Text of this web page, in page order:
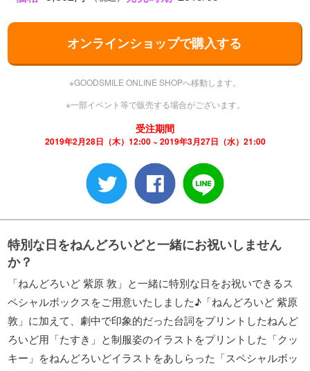
オンラインショップで購入する
※GOODSMILE ONLINE SHOPへ移動します。
※一部イベント等で販売する場合がございます。
受注期間
2019年2月28日（木）12:00 ~ 2019年3月27日（水）21:00
特別な日をねんどろいどと一緒にお祝いしません
か？
「ねんどろいど 紫原 敦」と一緒に特別な日をお祝いできるス
ペシャルボックスをご用意いたしました♪「ねんどろいど 紫原
敦」に加えて、劇中で印象的だった台詞をプリントしたねんど
ろいど用「たすき」と制服姿のイラストをプリントした「クッ
キー」をねんどろいどイラストをあしらった「スペシャルボッ